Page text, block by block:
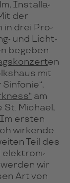
Ins­tal­la­
der
in drei Pro­
und Licht­
bege­ben:
en
mit
am
St. Mi­chael,
ers­ten
wir­kende
Teil des
elek­tro­ni­
wir
Art von